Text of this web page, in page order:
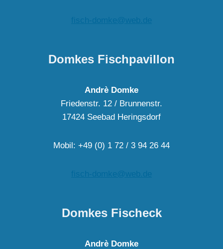
fisch-domke@web.de
Domkes Fischpavillon
Andrè Domke
Friedenstr. 12 / Brunnenstr.
17424 Seebad Heringsdorf
Mobil: +49 (0) 1 72 / 3 94 26 44
fisch-domke@web.de
Domkes Fischeck
Andrè Domke